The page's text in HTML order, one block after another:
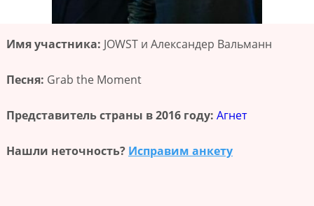
Имя участника: JOWST и Александер Вальманн
Песня: Grab the Moment
Представитель страны в 2016 году: Агнет
Нашли неточность? Исправим анкету